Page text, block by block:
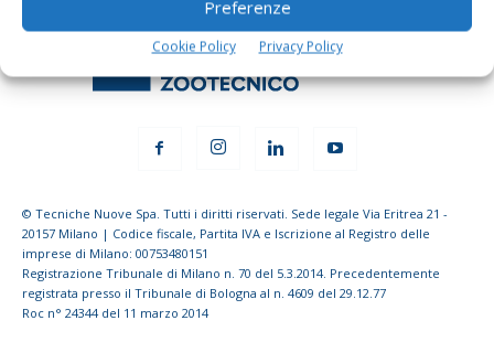
Preferenze
Cookie Policy Privacy Policy
© Tecniche Nuove Spa. Tutti i diritti riservati. Sede legale Via Eritrea 21 -
20157 Milano | Codice fiscale, Partita IVA e Iscrizione al Registro delle
imprese di Milano: 00753480151
Registrazione Tribunale di Milano n. 70 del 5.3.2014. Precedentemente
registrata presso il Tribunale di Bologna al n. 4609 del 29.12.77
Roc n° 24344 del 11 marzo 2014